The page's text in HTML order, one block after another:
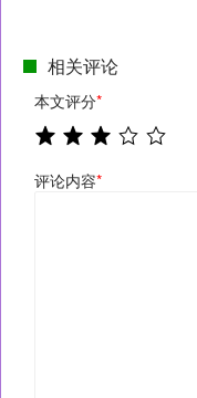
相关评论
本文评分*
评论内容*